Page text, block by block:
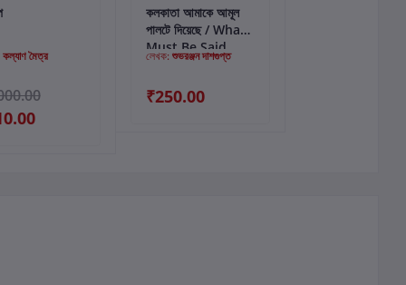
কার্টে যোগ করুন
কল্যাণ মৈত্র
কার্টে যোগ করুন
কলকাতা আমাকে আমূল
পালটে দিয়েছে / What
Must Be Said
লেখক: শুভরঞ্জন দাশগুপ্ত
₹250.00